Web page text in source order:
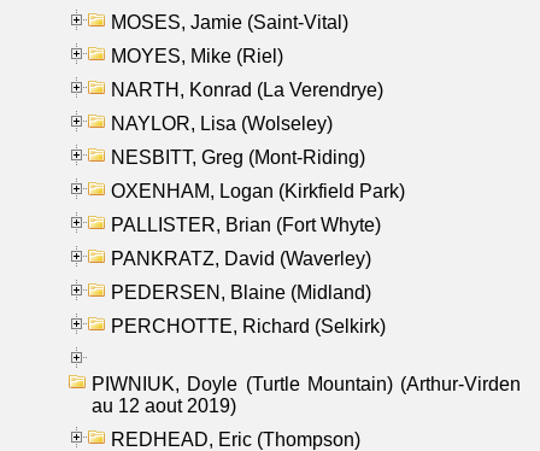
MOSES, Jamie (Saint-Vital)
MOYES, Mike (Riel)
NARTH, Konrad (La Verendrye)
NAYLOR, Lisa (Wolseley)
NESBITT, Greg (Mont-Riding)
OXENHAM, Logan (Kirkfield Park)
PALLISTER, Brian (Fort Whyte)
PANKRATZ, David (Waverley)
PEDERSEN, Blaine (Midland)
PERCHOTTE, Richard (Selkirk)
PIWNIUK, Doyle (Turtle Mountain) (Arthur-Virden
au 12 aout 2019)
REDHEAD, Eric (Thompson)